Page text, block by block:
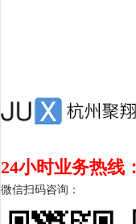
24小时业务热线
微信扫码咨询：